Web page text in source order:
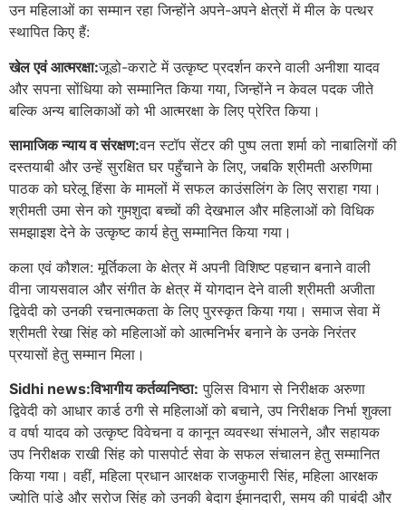
उन महिलाओं का सम्मान रहा जिन्होंने अपने-अपने क्षेत्रों में मील के पत्थर
स्थापित किए हैं:
खेल एवं आत्मरक्षा:जूडो-कराटे में उत्कृष्ट प्रदर्शन करने वाली अनीशा यादव
और सपना सोंधिया को सम्मानित किया गया, जिन्होंने न केवल पदक जीते
बल्कि अन्य बालिकाओं को भी आत्मरक्षा के लिए प्रेरित किया।
सामाजिक न्याय व संरक्षण:वन स्टॉप सेंटर की पुष्प लता शर्मा को नाबालिगों की
दस्तयाबी और उन्हें सुरक्षित घर पहुँचाने के लिए, जबकि श्रीमती अरुणिमा
पाठक को घरेलू हिंसा के मामलों में सफल काउंसलिंग के लिए सराहा गया।
श्रीमती उमा सेन को गुमशुदा बच्चों की देखभाल और महिलाओं को विधिक
समझाइश देने के उत्कृष्ट कार्य हेतु सम्मानित किया गया।
कला एवं कौशल: मूर्तिकला के क्षेत्र में अपनी विशिष्ट पहचान बनाने वाली
वीना जायसवाल और संगीत के क्षेत्र में योगदान देने वाली श्रीमती अजीता
द्विवेदी को उनकी रचनात्मकता के लिए पुरस्कृत किया गया। समाज सेवा में
श्रीमती रेखा सिंह को महिलाओं को आत्मनिर्भर बनाने के उनके निरंतर
प्रयासों हेतु सम्मान मिला।
Sidhi news:विभागीय कर्तव्यनिष्ठा: पुलिस विभाग से निरीक्षक अरुणा
द्विवेदी को आधार कार्ड ठगी से महिलाओं को बचाने, उप निरीक्षक निर्भा शुक्ला
व वर्षा यादव को उत्कृष्ट विवेचना व कानून व्यवस्था संभालने, और सहायक
उप निरीक्षक राखी सिंह को पासपोर्ट सेवा के सफल संचालन हेतु सम्मानित
किया गया। वहीं, महिला प्रधान आरक्षक राजकुमारी सिंह, महिला आरक्षक
ज्योति पांडे और सरोज सिंह को उनकी बेदाग ईमानदारी, समय की पाबंदी और